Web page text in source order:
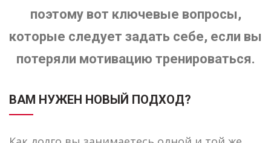
поэтому вот ключевые вопросы,
которые следует задать себе, если вы
потеряли мотивацию тренироваться.
ВАМ НУЖЕН НОВЫЙ ПОДХОД?